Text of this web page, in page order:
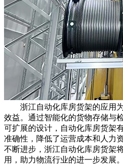
浙江自动化库房货架的应用为
效益。通过智能化的货物存储与
可扩展的设计，自动化库房货架
准确性，降低了运营成本和人力
不断进步，浙江自动化库房货架
用，助力物流行业的进一步发展